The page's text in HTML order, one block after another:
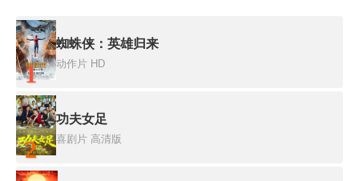
1
蜘蛛侠：英雄归来
动作片 HD
2
功夫女足
喜剧片 高清版